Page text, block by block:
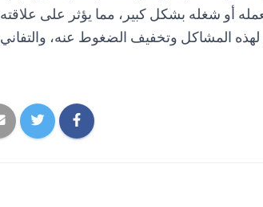
أو شغله بشكل كبير، مما يؤثر على علاقته
المشاكل وتخفيف الضغوط عنه، والتفاني